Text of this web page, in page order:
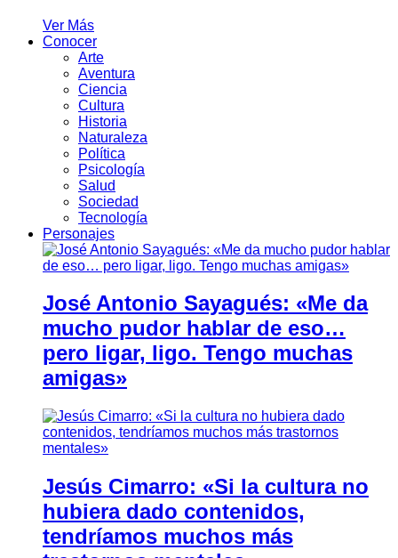
Ver Más
Conocer
Arte
Aventura
Ciencia
Cultura
Historia
Naturaleza
Política
Psicología
Salud
Sociedad
Tecnología
Personajes
José Antonio Sayagués: «Me da
mucho pudor hablar de eso…
pero ligar, ligo. Tengo muchas
amigas»
Jesús Cimarro: «Si la cultura no
hubiera dado contenidos,
tendríamos muchos más